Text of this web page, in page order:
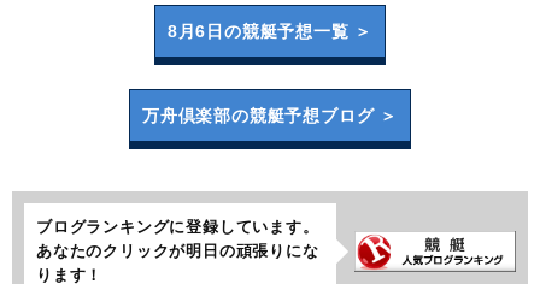
8月6日の競艇予想一覧 ＞
万舟倶楽部の競艇予想ブログ ＞
ブログランキングに登録しています。
あなたのクリックが明日の頑張りにな
ります！